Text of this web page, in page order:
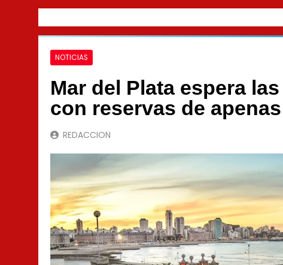
NOTICIAS
Mar del Plata espera
con reservas de
REDACCION